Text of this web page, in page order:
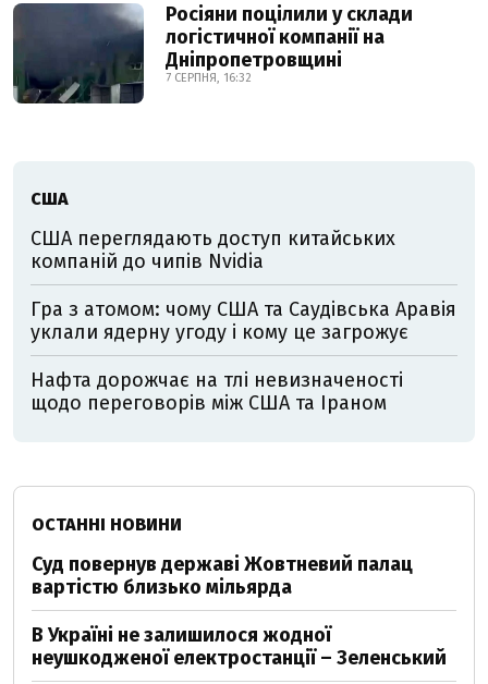
Росіяни поцілили у склади
логістичної компанії на
Дніпропетровщині
7 СЕРПНЯ, 16:32
США
США переглядають доступ китайських
компаній до чипів Nvidia
Гра з атомом: чому США та Саудівська Аравія
уклали ядерну угоду і кому це загрожує
Нафта дорожчає на тлі невизначеності
щодо переговорів між США та Іраном
ОСТАННІ НОВИНИ
Суд повернув державі Жовтневий палац
вартістю близько мільярда
В Україні не залишилося жодної
неушкодженої електростанції – Зеленський